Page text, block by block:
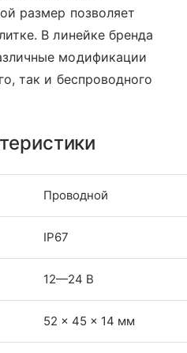
размер позволяет
В линейке бренда
модификации
так и беспроводного
Проводной
IP67
12—24 В
52 × 45 × 14 мм